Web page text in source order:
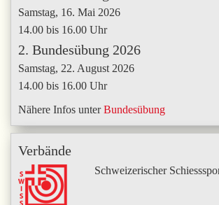
Samstag, 16. Mai 2026
14.00 bis 16.00 Uhr
2. Bundesübung 2026
Samstag, 22. August 2026
14.00 bis 16.00 Uhr
Nähere Infos unterBundesübung
Verbände
Schweizerischer